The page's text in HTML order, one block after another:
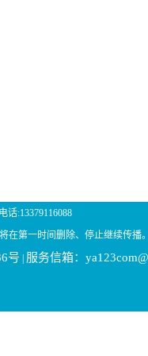
话:13379116088
在第一时间删除、停止继续传播。
号 服务信箱：